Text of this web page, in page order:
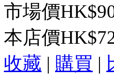
市場價
本店價
收藏 | 購買 |